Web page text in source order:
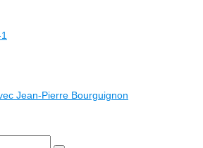
Jean-Pierre Bourguignon